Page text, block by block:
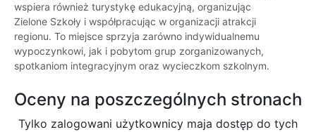
wspiera również turystykę edukacyjną, organizując
Zielone Szkoły i współpracując w organizacji atrakcji
regionu. To miejsce sprzyja zarówno indywidualnemu
wypoczynkowi, jak i pobytom grup zorganizowanych,
spotkaniom integracyjnym oraz wycieczkom szkolnym.
Oceny na poszczególnych stronach
Tylko zalogowani użytkownicy maja dostęp do tych